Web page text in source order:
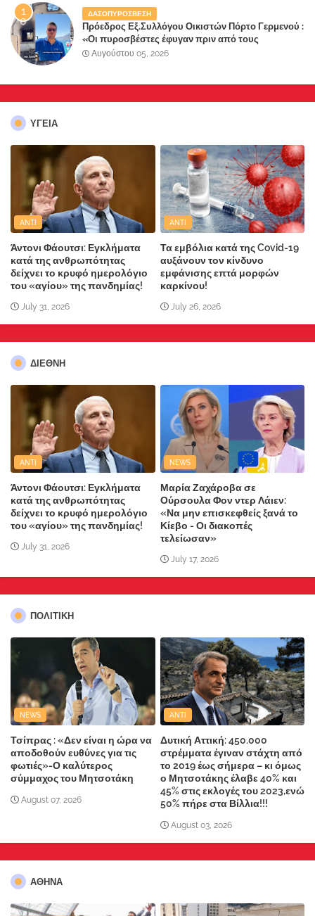
ΔΑΣΟΠΥΡΟΣΒΕΣΗ
Πρόεδρος Εξ.Συλλόγου Οικιστών Πόρτο Γερμενού :
«Οι πυροσβέστες έφυγαν πριν από τους
κατοίκους»
Αυγούστου 05, 2026
ΥΓΕΙΑ
ANTI
Άντονι Φάουτσι: Εγκλήματα
κατά της ανθρωπότητας
δείχνει το κρυφό ημερολόγιο
του «αγίου» της πανδημίας!
July 31, 2026
ANTI
Τα εμβόλια κατά της Covid-19
αυξάνουν τον κίνδυνο
εμφάνισης επτά μορφών
καρκίνου!
July 26, 2026
ΔΙΕΘΝΗ
ANTI
Άντονι Φάουτσι: Εγκλήματα
κατά της ανθρωπότητας
δείχνει το κρυφό ημερολόγιο
του «αγίου» της πανδημίας!
July 31, 2026
NEWS
Μαρία Ζαχάροβα σε
Ούρσουλα Φον ντερ Λάιεν:
«Να μην επισκεφθείς ξανά το
Κίεβο - Οι διακοπές
τελείωσαν»
July 17, 2026
ΠΟΛΙΤΙΚΗ
NEWS
Τσίπρας : «Δεν είναι η ώρα να
αποδοθούν ευθύνες για τις
φωτιές»-Ο καλύτερος
σύμμαχος του Μητσοτάκη
August 07, 2026
ANTI
Δυτική Αττική: 450.000
στρέμματα έγιναν στάχτη από
το 2019 έως σήμερα – κι όμως
ο Μητσοτάκης έλαβε 40% και
45% στις εκλογές του 2023,ενώ
50% πήρε στα Βίλλια!!!
August 03, 2026
ΑΘΗΝΑ